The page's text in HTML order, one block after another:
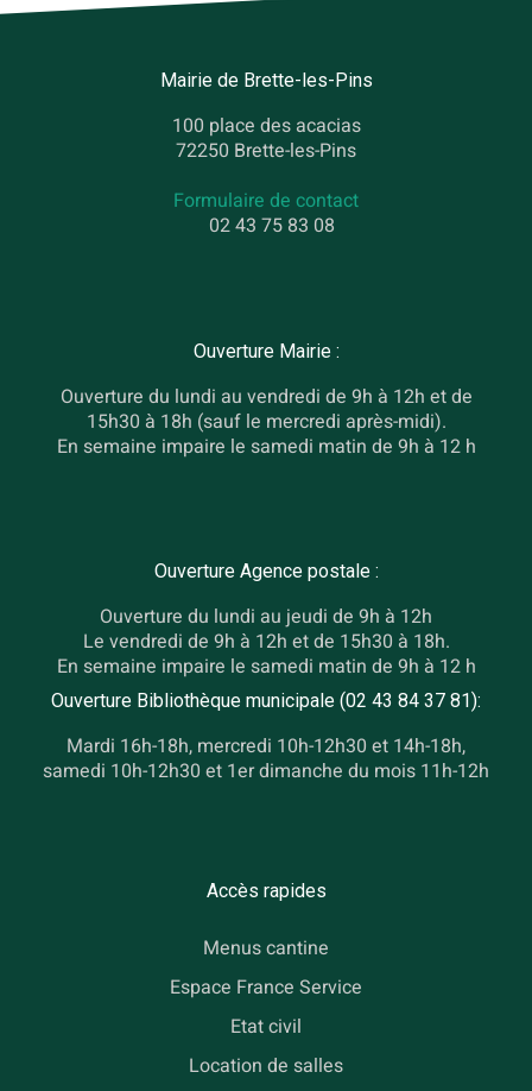
Mairie de Brette-les-Pins
100 place des acacias
72250 Brette-les-Pins
Formulaire de contact
02 43 75 83 08
Ouverture Mairie :
Ouverture du lundi au vendredi de 9h à 12h et de
15h30 à 18h (sauf le mercredi après-midi).
En semaine impaire le samedi matin de 9h à 12 h
Ouverture Agence postale :
Ouverture du lundi au jeudi de 9h à 12h
Le vendredi de 9h à 12h et de 15h30 à 18h.
En semaine impaire le samedi matin de 9h à 12 h
Ouverture Bibliothèque municipale (02 43 84 37 81):
Mardi 16h-18h, mercredi 10h-12h30 et 14h-18h,
samedi 10h-12h30 et 1er dimanche du mois 11h-12h
Accès rapides
Menus cantine
Espace France Service
Etat civil
Location de salles